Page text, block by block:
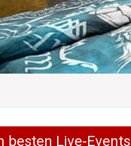
besten Live-Events